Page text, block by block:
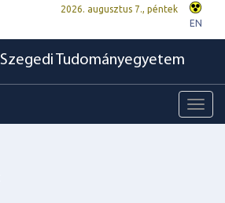
2026. augusztus 7., péntek
EN
Szegedi Tudományegyetem